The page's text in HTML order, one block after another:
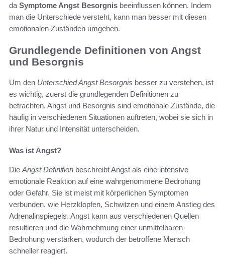
da Symptome Angst Besorgnis beeinflussen können. Indem
man die Unterschiede versteht, kann man besser mit diesen
emotionalen Zuständen umgehen.
Grundlegende Definitionen von Angst
und Besorgnis
Um den Unterschied Angst Besorgnis besser zu verstehen, ist
es wichtig, zuerst die grundlegenden Definitionen zu
betrachten. Angst und Besorgnis sind emotionale Zustände, die
häufig in verschiedenen Situationen auftreten, wobei sie sich in
ihrer Natur und Intensität unterscheiden.
Was ist Angst?
Die Angst Definition beschreibt Angst als eine intensive
emotionale Reaktion auf eine wahrgenommene Bedrohung
oder Gefahr. Sie ist meist mit körperlichen Symptomen
verbunden, wie Herzklopfen, Schwitzen und einem Anstieg des
Adrenalinspiegels. Angst kann aus verschiedenen Quellen
resultieren und die Wahrnehmung einer unmittelbaren
Bedrohung verstärken, wodurch der betroffene Mensch
schneller reagiert.